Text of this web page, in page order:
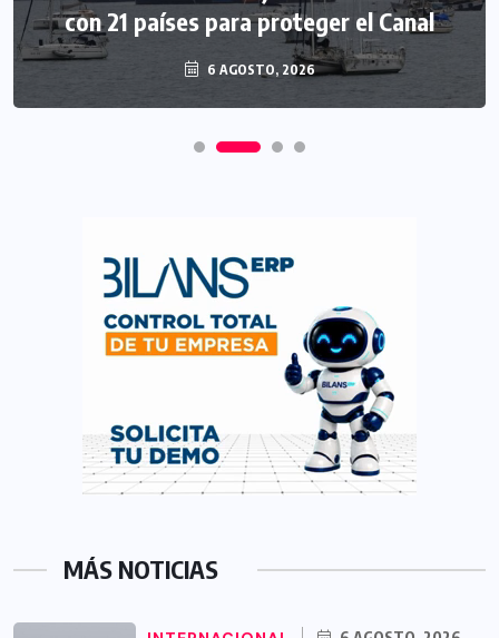
con 21 países para proteger el Canal
6 AGOSTO, 2026
MÁS NOTICIAS